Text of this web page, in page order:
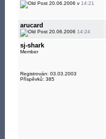
20.06.2006 v 14:21
arucard
20.06.2006 14:24
sj-shark
Member
Registrován: 03.03.2003
Příspěvků: 385